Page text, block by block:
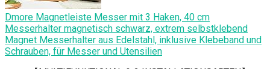
Dmore Magnetleiste Messer mit 3 Haken, 40 cm
Messerhalter magnetisch schwarz, extrem selbstklebend
Magnet Messerhalter aus Edelstahl, inklusive Klebeband und
Schrauben, für Messer und Utensilien